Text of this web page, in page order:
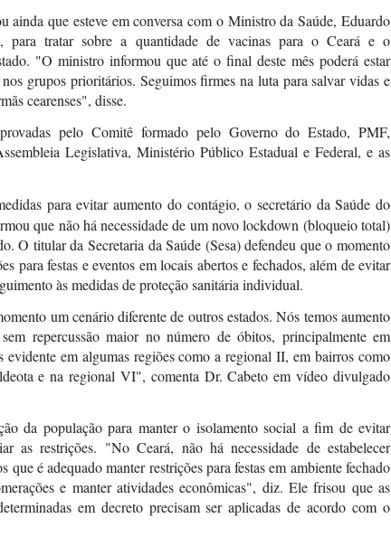
ainda que esteve em conversa com o Ministro da Saúde, Eduardo
para tratar sobre a quantidade de vacinas para o Ceará e o
"O ministro informou que até o final deste mês poderá estar
grupos prioritários. Seguimos firmes na luta para salvar vidas e
cearenses", disse.
pelo Comitê formado pelo Governo do Estado, PMF,
Legislativa, Ministério Público Estadual e Federal, e as
para evitar aumento do contágio, o secretário da Saúde do
que não há necessidade de um novo lockdown (bloqueio total)
O titular da Secretaria da Saúde (Sesa) defendeu que o momento
para festas e eventos em locais abertos e fechados, além de evitar
às medidas de proteção sanitária individual.
um cenário diferente de outros estados. Nós temos aumento
repercussão maior no número de óbitos, principalmente em
evidente em algumas regiões como a regional II, em bairros como
e na regional VI", comenta Dr. Cabeto em vídeo divulgado
da população para manter o isolamento social a fim de evitar
as restrições. "No Ceará, não há necessidade de estabelecer
que é adequado manter restrições para festas em ambiente fechado
e manter atividades econômicas", diz. Ele frisou que as
em decreto precisam ser aplicadas de acordo com o